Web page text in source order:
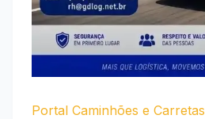
Portal Caminhões e Carretas